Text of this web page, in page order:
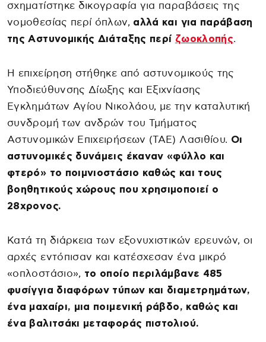
σχηματίστηκε δικογραφία για παραβάσεις της
νομοθεσίας περί όπλων, αλλά και για παράβαση
της Αστυνομικής Διάταξης περί ζωοκλοπής.
Η επιχείρηση στήθηκε από αστυνομικούς της
Υποδιεύθυνσης Δίωξης και Εξιχνίασης
Εγκλημάτων Αγίου Νικολάου, με την καταλυτική
συνδρομή των ανδρών του Τμήματος
Αστυνομικών Επιχειρήσεων (ΤΑΕ) Λασιθίου. Οι
αστυνομικές δυνάμεις έκαναν «φύλλο και
φτερό» το ποιμνιοστάσιο καθώς και τους
βοηθητικούς χώρους που χρησιμοποιεί ο
28χρονος.
Κατά τη διάρκεια των εξονυχιστικών ερευνών, οι
αρχές εντόπισαν και κατέσχεσαν ένα μικρό
«οπλοστάσιο», το οποίο περιλάμβανε 485
φυσίγγια διαφόρων τύπων και διαμετρημάτων,
ένα μαχαίρι, μια ποιμενική ράβδο, καθώς και
ένα βαλιτσάκι μεταφοράς πιστολιού.